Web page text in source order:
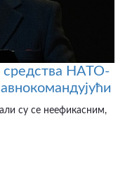
средства НАТО-
су се неефикасним,